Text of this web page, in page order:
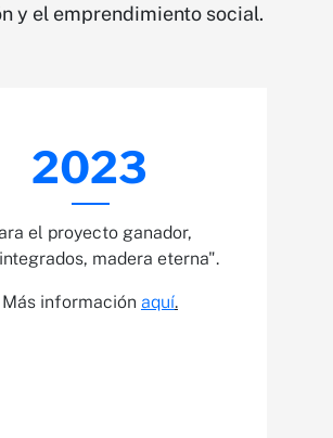
y el emprendimiento social.
2023
el proyecto ganador,
madera eterna".
Más información aquí.